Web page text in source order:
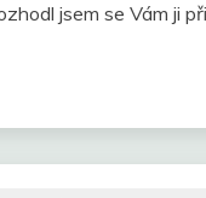
jsem se Vám ji